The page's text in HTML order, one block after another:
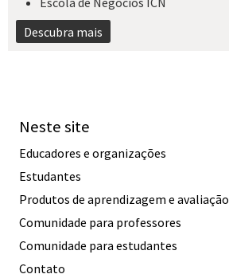
Descubra mais
Neste site
Educadores e organizações
Estudantes
Produtos de aprendizagem e avaliação
Comunidade para professores
Comunidade para estudantes
Contato